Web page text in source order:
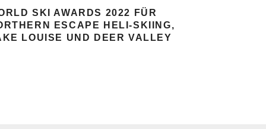
SKI AWARDS 2022 FÜR
ESCAPE HELI-SKIING,
LOUISE UND DEER VALLEY